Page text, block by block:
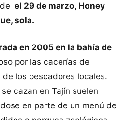
el 29 de marzo, Honey
sola.
en 2005 en la bahía de
por las cacerías de
los pescadores locales.
cazan en Tajín suelen
en parte de un menú de